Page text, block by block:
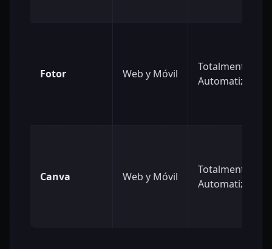
Fotor Web y Móvil
Totalmente
Automatizado
Canva Web y Móvil
Totalmente
Automatizado